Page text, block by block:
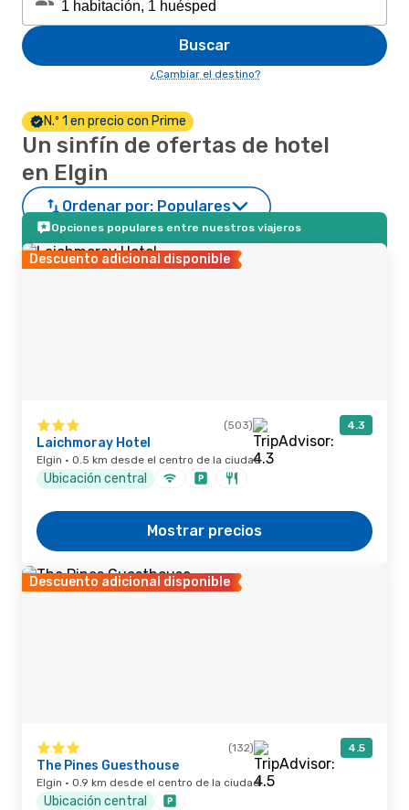
Buscar
¿Cambiar el destino?
N.º 1 en precio con Prime
Un sinfín de ofertas de hotel
en Elgin
Ordenar por: Populares
Opciones populares entre nuestros viajeros
Descuento adicional disponible
(503) 4.3
Laichmoray Hotel
Elgin · 0.5 km desde el centro de la ciudad
Ubicación central
Mostrar precios
Descuento adicional disponible
(132) 4.5
The Pines Guesthouse
Elgin · 0.9 km desde el centro de la ciudad
Ubicación central